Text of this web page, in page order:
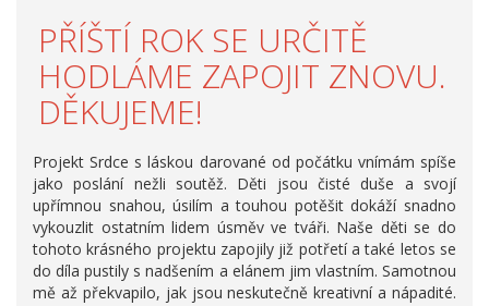
PŘÍŠTÍ ROK SE URČITĚ
HODLÁME ZAPOJIT ZNOVU.
DĚKUJEME!
Projekt Srdce s láskou darované od počátku vnímám spíše
jako poslání nežli soutěž. Děti jsou čisté duše a svojí
upřímnou snahou, úsilím a touhou potěšit dokáží snadno
vykouzlit ostatním lidem úsměv ve tváři. Naše děti se do
tohoto krásného projektu zapojily již potřetí a také letos se
do díla pustily s nadšením a elánem jim vlastním. Samotnou
mě až překvapilo, jak jsou neskutečně kreativní a nápadité.